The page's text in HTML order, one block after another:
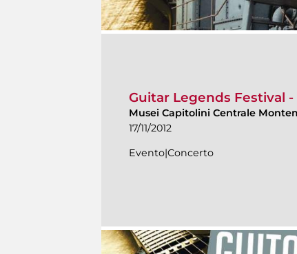
Guitar Legends Festival
Musei Capitolini Centrale
17/11/2012
Evento|Concerto